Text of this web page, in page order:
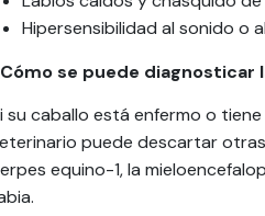
Hipersensibilidad al sonido o
se puede diagnosticar
su caballo está enfermo o
puede descartar
equino-1, la